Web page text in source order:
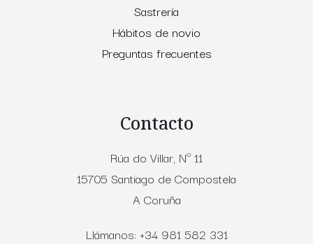
Sastrería
Hábitos de novio
Preguntas frecuentes
Contacto
Rúa do Villar, Nº 11
15705 Santiago de Compostela
A Coruña
Llámanos: +34 981 582 331